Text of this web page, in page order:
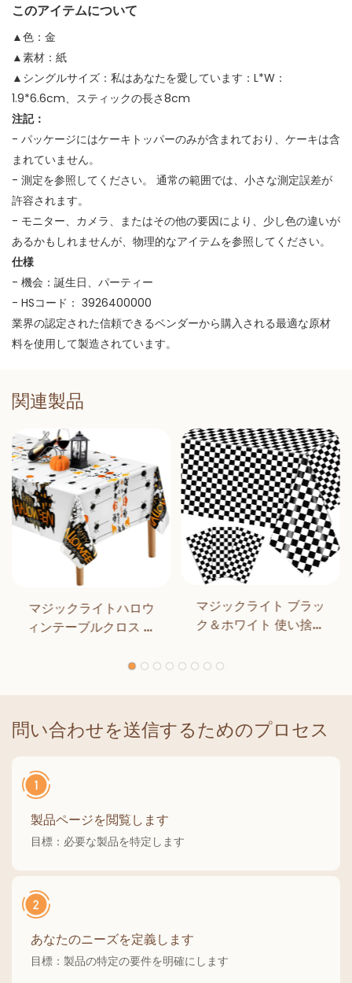
このアイテムについて
▲色：金
▲素材：紙
▲シングルサイズ：私はあなたを愛しています：L*W：
1.9*6.6cm、スティックの長さ8cm
注記：
- パッケージにはケーキトッパーのみが含まれており、ケーキは含
まれていません。
- 測定を参照してください。 通常の範囲では、小さな測定誤差が
許容されます。
- モニター、カメラ、またはその他の要因により、少し色の違いが
あるかもしれませんが、物理的なアイテムを参照してください。
仕様
- 機会：誕生日、パーティー
- HSコード： 3926400000
業界の認定された信頼できるベンダーから購入される最適な原材
料を使用して製造されています。
関連製品
マジックライトハロウ
ィンテーブルクロス ハ
コレーション アウトド
マジックライト ブラッ
ク＆ホワイト 使い捨て
ダイニング 誕生日パー
問い合わせを送信するためのプロセス
製品ページを閲覧します
目標：必要な製品を特定します
あなたのニーズを定義します
目標：製品の特定の要件を明確にします